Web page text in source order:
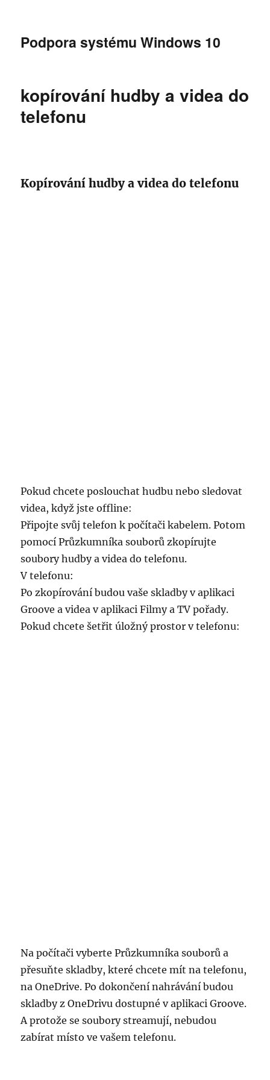
Podpora systému Windows 10
kopírování hudby a videa do
telefonu
Kopírování hudby a videa do telefonu
Pokud chcete poslouchat hudbu nebo sledovat
videa, když jste offline:
Připojte svůj telefon k počítači kabelem. Potom
pomocí Průzkumníka souborů zkopírujte
soubory hudby a videa do telefonu.
V telefonu:
Po zkopírování budou vaše skladby v aplikaci
Groove a videa v aplikaci Filmy a TV pořady.
Pokud chcete šetřit úložný prostor v telefonu:
Na počítači vyberte Průzkumníka souborů a
přesuňte skladby, které chcete mít na telefonu,
na OneDrive. Po dokončení nahrávání budou
skladby z OneDrivu dostupné v aplikaci Groove.
A protože se soubory streamují, nebudou
zabírat místo ve vašem telefonu.